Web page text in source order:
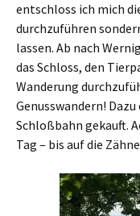
entschloss ich mich
durchzuführen
lassen. Ab nach
das Schloss, den
Wanderung
Genusswandern!
Schloßbahn gekauft.
Tag – bis auf die